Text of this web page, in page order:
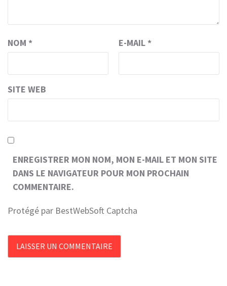
NOM * E-MAIL *
SITE WEB
ENREGISTRER MON NOM, MON E-MAIL ET MON SITE
DANS LE NAVIGATEUR POUR MON PROCHAIN
COMMENTAIRE.
Protégé par BestWebSoft Captcha